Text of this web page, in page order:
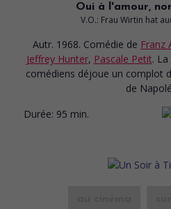
Oui à l'amour,
V.O.: Frau Wirtin hat
Autr. 1968. Comédie de Franz
Jeffrey Hunter, Pascale Petit.
comédiens déjoue un complot
de
Durée: 95 min.